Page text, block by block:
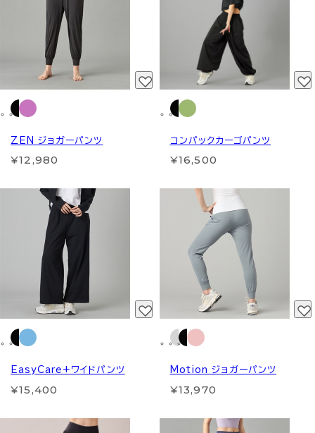
ZEN ジョガーパンツ
¥12,980
コンパックカーゴパンツ
¥16,500
EasyCare+ワイドパンツ
¥15,400
Motion ジョガーパンツ
¥13,970